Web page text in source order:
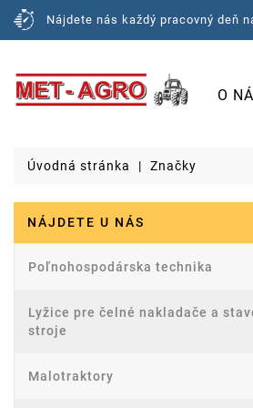
Nájdete nás každý pracovný deň
O
Úvodná stránka Značky
NÁJDETE U NÁS
Poľnohospodárska technika
Lyžice pre čelné nakladače a
stroje
Malotraktory